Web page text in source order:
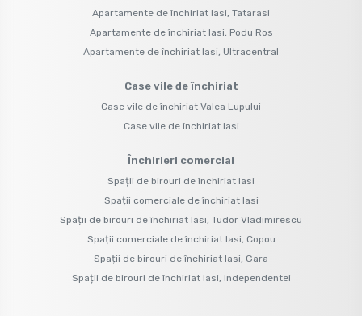
Apartamente de închiriat Iasi, Tatarasi
Apartamente de închiriat Iasi, Podu Ros
Apartamente de închiriat Iasi, Ultracentral
Case vile de închiriat
Case vile de închiriat Valea Lupului
Case vile de închiriat Iasi
Închirieri comercial
Spații de birouri de închiriat Iasi
Spații comerciale de închiriat Iasi
Spații de birouri de închiriat Iasi, Tudor Vladimirescu
Spații comerciale de închiriat Iasi, Copou
Spații de birouri de închiriat Iasi, Gara
Spații de birouri de închiriat Iasi, Independentei